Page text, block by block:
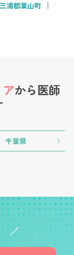
三浦郡葉山町
から医師
千葉県